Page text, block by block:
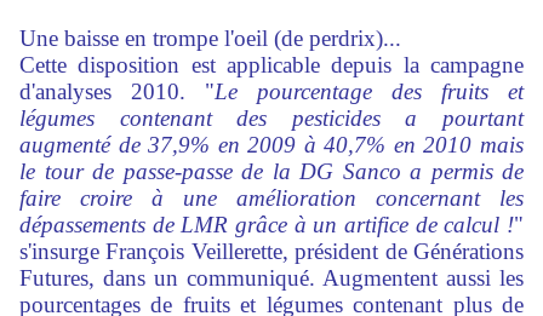
Une baisse en trompe l'oeil (de perdrix)...
Cette disposition est applicable depuis la campagne
d'analyses 2010. "Le pourcentage des fruits et
légumes contenant des pesticides a pourtant
augmenté de 37,9% en 2009 à 40,7% en 2010 mais
le tour de passe-passe de la DG Sanco a permis de
faire croire à une amélioration concernant les
dépassements de LMR grâce à un artifice de calcul !"
s'insurge François Veillerette, président de Générations
Futures, dans un communiqué. Augmentent aussi les
pourcentages de fruits et légumes contenant plus de